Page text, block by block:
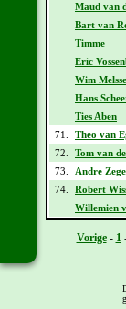
Maud van
Bart van
Timme
Eric
Wim
Hans
Ties Aben
71.
Theo van
72.
Tom van
73.
Andre
74.
Robert
Willemien
Vorige- 1
] - [